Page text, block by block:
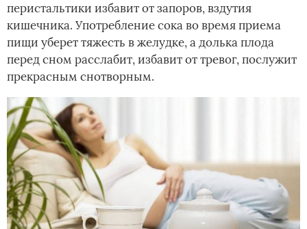
перистальтики избавит от запоров, вздутия
кишечника. Употребление сока во время приема
пищи уберет тяжесть в желудке, а долька плода
перед сном расслабит, избавит от тревог, послужит
прекрасным снотворным.